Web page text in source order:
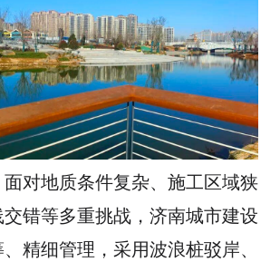
对地质条件复杂、施工区域狭
错等多重挑战，济南城市建设
精细管理，采用波浪桩驳岸、